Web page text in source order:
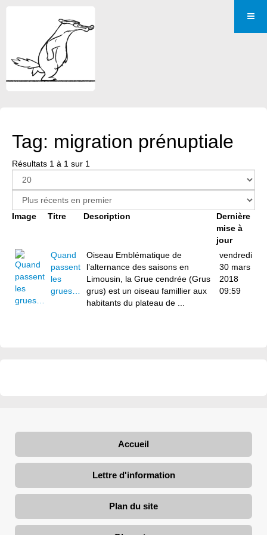
Tag: migration prénuptiale
Résultats 1 à 1 sur 1
Image Titre Description
Dernière
mise à
jour
Quand
passent
les
grues…
Oiseau Emblématique de
l’alternance des saisons en
Limousin, la Grue cendrée (Grus
grus) est un oiseau famillier aux
habitants du plateau de ...
vendredi
30 mars
2018
09:59
Accueil
Lettre d'information
Plan du site